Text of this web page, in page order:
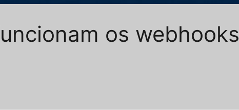
os webhooks